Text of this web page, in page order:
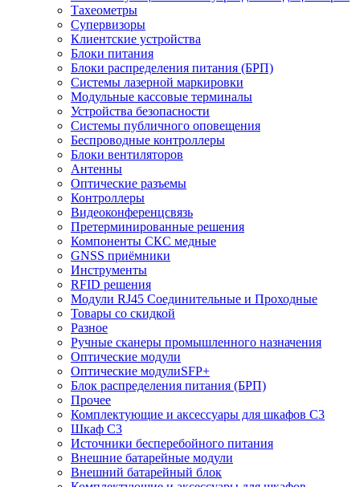
Тахеометры
Супервизоры
Клиентские устройства
Блоки питания
Блоки распределения питания (БРП)
Системы лазерной маркировки
Модульные кассовые терминалы
Устройства безопасности
Системы публичного оповещения
Беспроводные контроллеры
Блоки вентиляторов
Антенны
Оптические разъемы
Контроллеры
Видеоконференцсвязь
Претерминированные решения
Компоненты СКС медные
GNSS приёмники
Инструменты
RFID решения
Модули RJ45 Соединительные и Проходные
Товары со скидкой
Разное
Ручные сканеры промышленного назначения
Оптические модули
Оптические модулиSFP+
Блок распределения питания (БРП)
Прочее
Комплектующие и аксессуары для шкафов C3
Шкаф C3
Источники бесперебойного питания
Внешние батарейные модули
Внешний батарейный блок